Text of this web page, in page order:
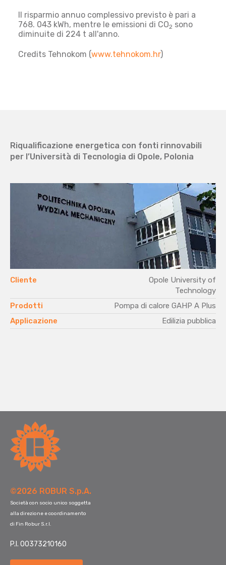
Il risparmio annuo complessivo previsto è pari a
768. 043 kWh, mentre le emissioni di CO2 sono
diminuite di 224 t all'anno.
Credits Tehnokom (www.tehnokom.hr)
Riqualificazione energetica con fonti rinnovabili
per l’Università di Tecnologia di Opole, Polonia
Cliente
Opole University of
Technology
Prodotti
Pompa di calore GAHP A Plus
Applicazione
Edilizia pubblica
©2026 ROBUR S.p.A.
Società con socio unico soggetta
alla direzione e coordinamento
di Fin Robur S.r.l.
P.I. 00373210160